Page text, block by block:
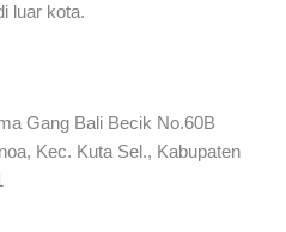
luar kota.
Gang Bali Becik No.60B
Kec. Kuta Sel., Kabupaten